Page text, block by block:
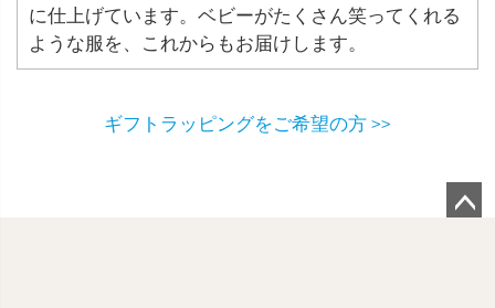
に仕上げています。ベビーがたくさん笑ってくれる
ような服を、これからもお届けします。
ギフトラッピングをご希望の方 >>